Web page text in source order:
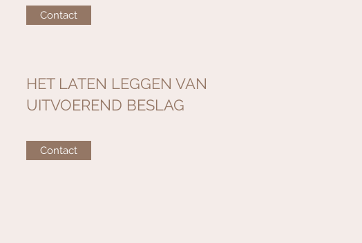
Contact
HET LATEN LEGGEN VAN
UITVOEREND BESLAG
Contact